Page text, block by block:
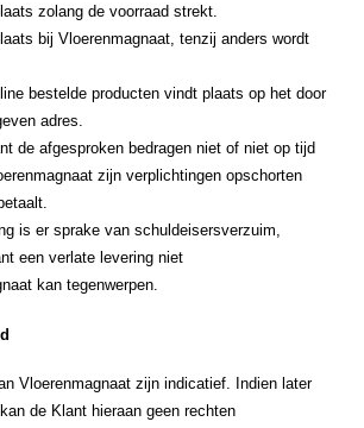
zolang de voorraad strekt.
bij Vloerenmagnaat, tenzij anders wordt
bestelde producten vindt plaats op het door
adres.
de afgesproken bedragen niet of niet op tijd
zijn verplichtingen opschorten
is er sprake van schuldeisersverzuim,
een verlate levering niet
kan tegenwerpen.
Vloerenmagnaat zijn indicatief. Indien later
de Klant hieraan geen rechten